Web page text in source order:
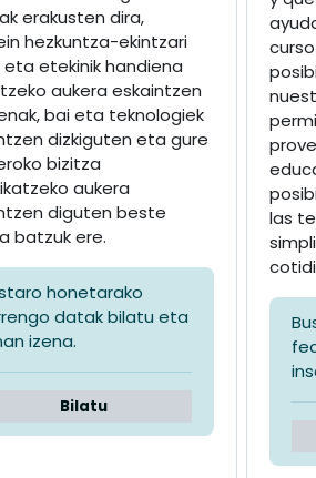
erakusten dira,
hezkuntza-ekintzari
eta etekinik handiena
aukera eskaintzen
bai eta teknologiek
dizkiguten eta gure
bizitza
aukera
diguten beste
batzuk ere.
honetarako
datak bilatu eta
izena.
Bilatu
las